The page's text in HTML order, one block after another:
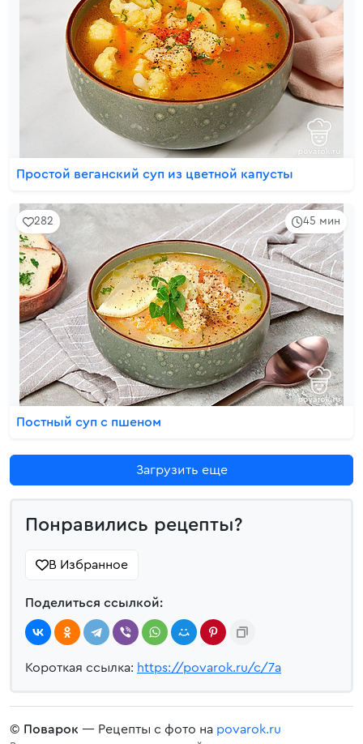
Простой веганский суп из цветной капусты
45 мин
282
Постный суп с пшеном
Загрузить еще
Понравились рецепты?
В Избранное
Поделиться ссылкой:
Короткая ссылка: https://povarok.ru/c/7a
© Поварок — Рецепты с фото на povarok.ru